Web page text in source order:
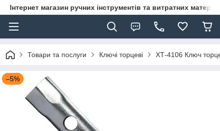
Інтернет магазин ручних інструментів та витратних
Товари та послуги Ключі торцеві ХТ-4106 Ключ
–5%